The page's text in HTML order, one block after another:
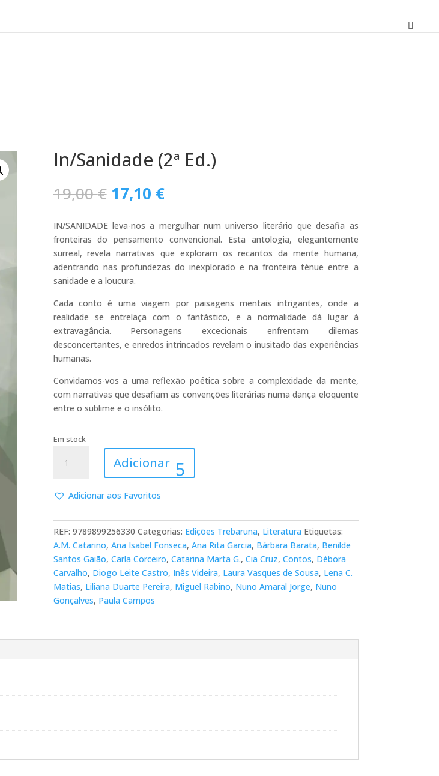
In/Sanidade (2ª Ed.)
19,00€ O
preço
original
era:
19,00 €.
17,10 €O
preço
atual
é:
17,10 €.
IN/SANIDADE leva-nos a mergulhar num universo literário que desafia as
fronteiras do pensamento convencional. Esta antologia, elegantemente
surreal, revela narrativas que exploram os recantos da mente humana,
adentrando nas profundezas do inexplorado e na fronteira ténue entre a
sanidade e a loucura.
Cada conto é uma viagem por paisagens mentais intrigantes, onde a
realidade se entrelaça com o fantástico, e a normalidade dá lugar à
extravagância. Personagens excecionais enfrentam dilemas
desconcertantes, e enredos intrincados revelam o inusitado das experiências
humanas.
Convidamos-vos a uma reflexão poética sobre a complexidade da mente,
com narrativas que desafiam as convenções literárias numa dança eloquente
entre o sublime e o insólito.
Em stock
(2ª
Adicionar
Adicionar aos Favoritos
REF: 9789899256330 Categorias: Edições Trebaruna, Literatura Etiquetas:
A.M. Catarino, Ana Isabel Fonseca, Ana Rita Garcia, Bárbara Barata, Benilde
Santos Gaião, Carla Corceiro, Catarina Marta G., Cia Cruz, Contos, Débora
Carvalho, Diogo Leite Castro, Inês Videira, Laura Vasques de Sousa, Lena C.
Matias, Liliana Duarte Pereira, Miguel Rabino, Nuno Amaral Jorge, Nuno
Gonçalves, Paula Campos